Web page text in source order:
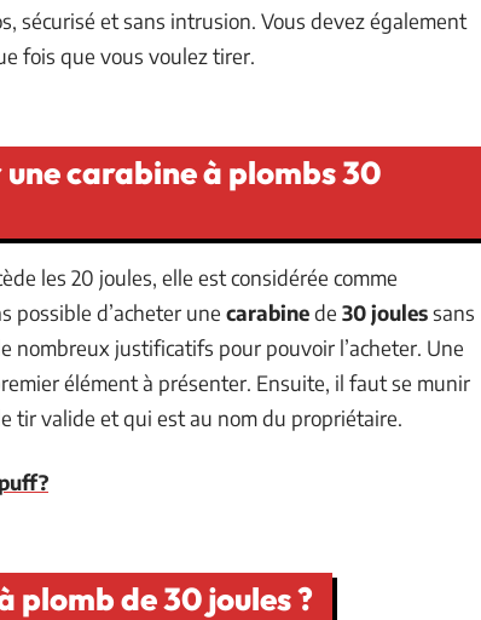
sécurisé et sans intrusion. Vous devez également
fois que vous voulez tirer.
carabine à plombs 30
les 20 joules, elle est considérée comme
possible d’acheter une carabinede 30 joulessans
nombreux justificatifs pour pouvoir l’acheter. Une
élément à présenter. Ensuite, il faut se munir
tir valide et qui est au nom du propriétaire.
plomb de 30 joules ?